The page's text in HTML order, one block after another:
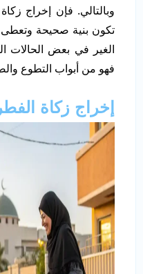
وبالتالي. فإن إخراج
تكون بنية صحيحة وتعطى
الغير في بعض الحالات
فهو من أبواب التطوع
إخراج زكاة